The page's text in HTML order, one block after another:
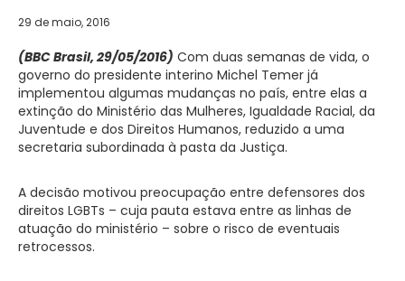
29 de maio, 2016
(BBC Brasil, 29/05/2016) Com duas semanas de vida, o
governo do presidente interino Michel Temer já
implementou algumas mudanças no país, entre elas a
extinção do Ministério das Mulheres, Igualdade Racial, da
Juventude e dos Direitos Humanos, reduzido a uma
secretaria subordinada à pasta da Justiça.
A decisão motivou preocupação entre defensores dos
direitos LGBTs – cuja pauta estava entre as linhas de
atuação do ministério – sobre o risco de eventuais
retrocessos.